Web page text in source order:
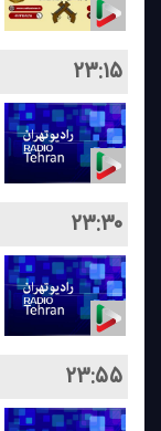
۲۳:۱۵
۲۳:۳۰
۲۳:۵۵